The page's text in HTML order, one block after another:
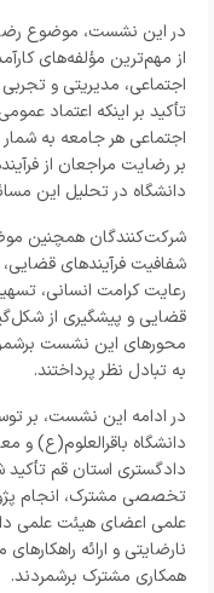
در این نشست، موضوع
از مهم‌ترین مؤلفه‌های
اجتماعی، مدیریتی و
تأکید بر اینکه اعتماد
اجتماعی هر جامعه به
بر رضایت مراجعان از
دانشگاه در تحلیل این
شرکت‌کنندگان همچنین
شفافیت فرآیندهای
رعایت کرامت انسانی،
قضایی و پیشگیری از
محورهای این نشست
به تبادل نظر پرداختند.
در ادامه این نشست، بر
دانشگاه باقرالعلوم(ع) و
دادگستری استان قم
تخصصی مشترک، انجام
علمی اعضای هیئت علمی
نارضایتی و ارائه
همکاری مشترک برشمردند.